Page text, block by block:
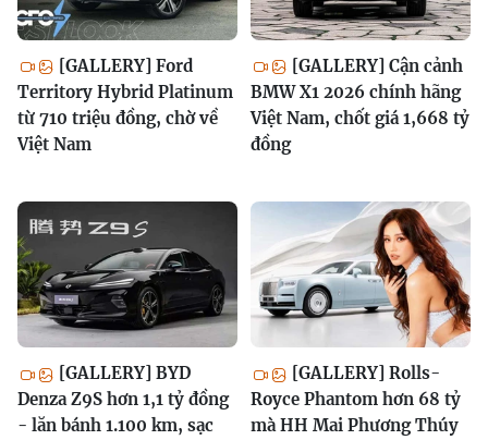
[GALLERY] Ford
Territory Hybrid Platinum
từ 710 triệu đồng, chờ về
Việt Nam
[GALLERY] Cận cảnh
BMW X1 2026 chính hãng
Việt Nam, chốt giá 1,668 tỷ
đồng
[GALLERY] BYD
Denza Z9S hơn 1,1 tỷ đồng
- lăn bánh 1.100 km, sạc
[GALLERY] Rolls-
Royce Phantom hơn 68 tỷ
mà HH Mai Phương Thúy